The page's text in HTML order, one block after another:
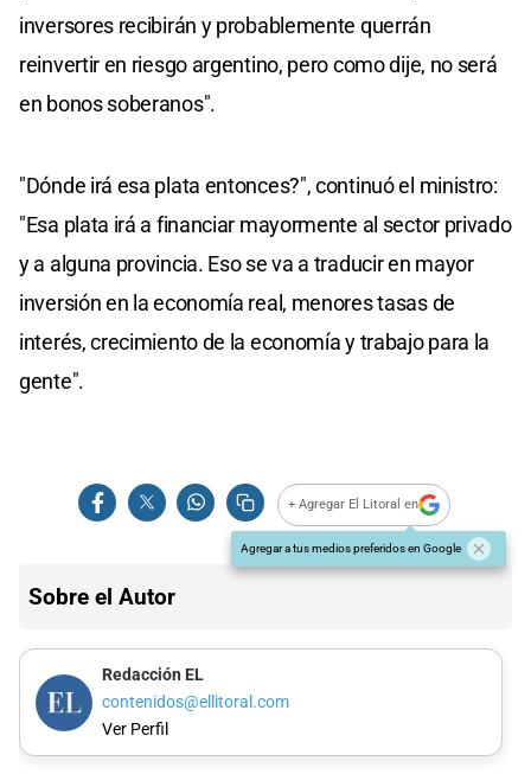
inversores recibirán y probablemente querrán
reinvertir en riesgo argentino, pero como dije, no será
en bonos soberanos".
"Dónde irá esa plata entonces?", continuó el ministro:
"Esa plata irá a financiar mayormente al sector privado
y a alguna provincia. Eso se va a traducir en mayor
inversión en la economía real, menores tasas de
interés, crecimiento de la economía y trabajo para la
gente".
+ Agregar El Litoral en
Agregar a tus medios preferidos en Google
Sobre el Autor
Redacción EL
contenidos@ellitoral.com
Ver Perfil